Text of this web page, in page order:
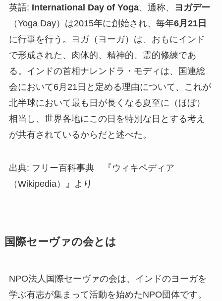
英語: International Day of Yoga、通称、
ヨガデー
（Yoga Day）は2015年に創始され、毎年6月 21日
に行事を行う。ヨガ（ヨーガ）は、おもにインド
で形成された、肉体的、精神的、霊的修練であ
る。インドの首相ナレンドラ・モディは、国連総
会において6月21日と定める理由について、これが
北半球において最も日が長くなる夏至に（ほぼ）
相当し、世界各地にこの日を特別な日とする考え
が共有されているからだと述べた。
出典: フリー百科事典 『ウィキペディア
（Wikipedia）』より
国際セーヴァの会とは
NPO法人国際セーヴァの会は、インドのヨーガを
学ぶ有志が集まって活動を始めたNPO団体です。